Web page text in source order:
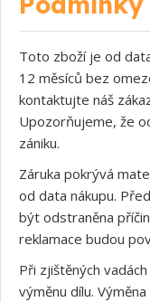
Toto zboží je od
12 měsíců bez
kontaktujte náš
Upozorňujeme, že
zániku.
Záruka pokrývá
od data nákupu.
být odstraněna
reklamace budou
Při zjištěných
výměnu dílu.